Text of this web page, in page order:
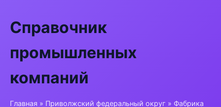
Справочник
промышленных
компаний
Главная » Приволжский федеральный округ » Фабрика